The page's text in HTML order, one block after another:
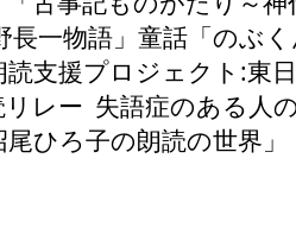
長一物語」童話「のぶ
支援プロジェクト:東
レー 失語症のある人
ひろ子の朗読の世界」